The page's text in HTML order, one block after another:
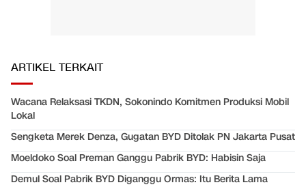
ARTIKEL TERKAIT
Wacana Relaksasi TKDN, Sokonindo Komitmen Produksi Mobil
Lokal
Sengketa Merek Denza, Gugatan BYD Ditolak PN Jakarta Pusat
Moeldoko Soal Preman Ganggu Pabrik BYD: Habisin Saja
Demul Soal Pabrik BYD Diganggu Ormas: Itu Berita Lama